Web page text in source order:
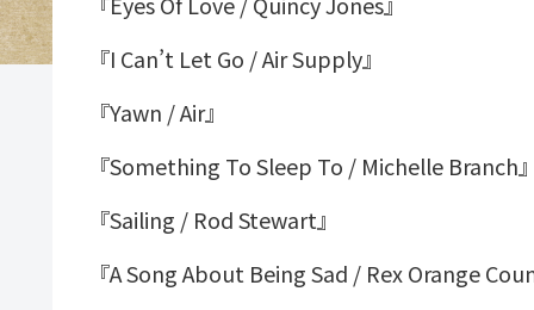
『I Can’t Let Go / Air Supply』
『Yawn / Air』
『Something To Sleep To / Michelle Branch』
『Sailing / Rod Stewart』
『A Song About Being Sad / Rex Orange